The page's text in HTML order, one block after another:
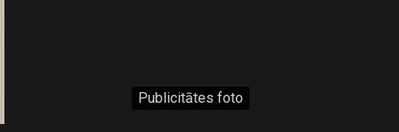
Publicitātes foto